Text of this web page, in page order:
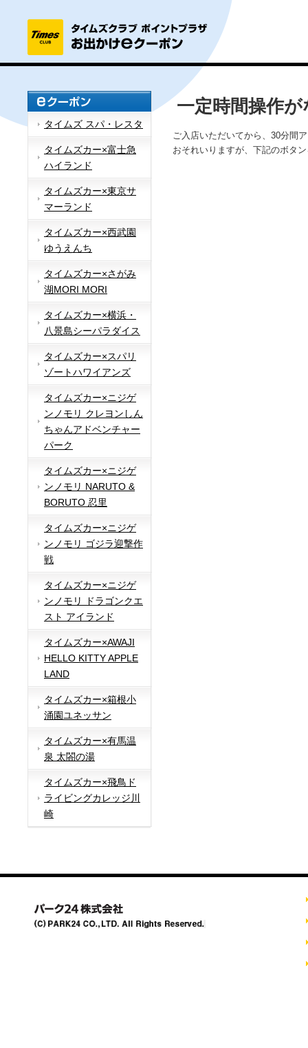
タイムズ スパ・レスタ
タイムズカー×富士急
ハイランド
タイムズカー×東京サ
マーランド
タイムズカー×西武園
ゆうえんち
タイムズカー×さがみ
湖MORI MORI
タイムズカー×横浜・
八景島シーパラダイス
タイムズカー×スパリ
ゾートハワイアンズ
タイムズカー×ニジゲ
ンノモリ クレヨンしん
ちゃんアドベンチャー
パーク
タイムズカー×ニジゲ
ンノモリ NARUTO &
BORUTO 忍里
タイムズカー×ニジゲ
ンノモリ ゴジラ迎撃作
戦
タイムズカー×ニジゲ
ンノモリ ドラゴンクエ
スト アイランド
タイムズカー×AWAJI
HELLO KITTY APPLE
LAND
タイムズカー×箱根小
涌園ユネッサン
タイムズカー×有馬温
泉 太閤の湯
タイムズカー×飛鳥ド
ライビングカレッジ川
崎
一定時間操作
ご入店いただいてから、30分間
おそれいりますが、下記のボタ